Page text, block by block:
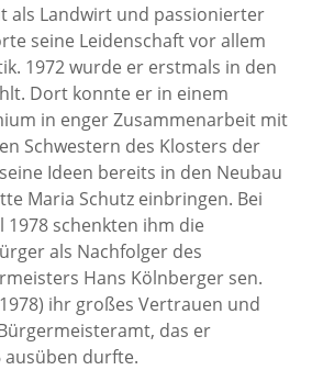
als Landwirt und passionierter
seine Leidenschaft vor allem
1972 wurde er erstmals in den
Dort konnte er in einem
in enger Zusammenarbeit mit
Schwestern des Klosters der
Ideen bereits in den Neubau
Maria Schutz einbringen. Bei
schenkten ihm die
als Nachfolger des
Hans Kölnberger sen.
ihr großes Vertrauen und
das er
ausüben durfte.